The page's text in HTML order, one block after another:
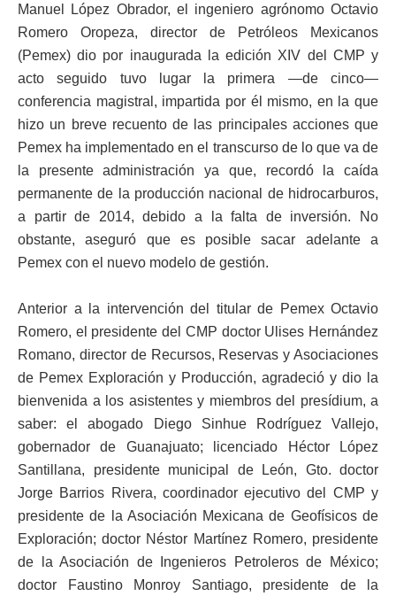
Manuel López Obrador, el ingeniero agrónomo Octavio
Romero Oropeza, director de Petróleos Mexicanos
(Pemex) dio por inaugurada la edición XIV del CMP y
acto seguido tuvo lugar la primera —de cinco—
conferencia magistral, impartida por él mismo, en la que
hizo un breve recuento de las principales acciones que
Pemex ha implementado en el transcurso de lo que va de
la presente administración ya que, recordó la caída
permanente de la producción nacional de hidrocarburos,
a partir de 2014, debido a la falta de inversión. No
obstante, aseguró que es posible sacar adelante a
Pemex con el nuevo modelo de gestión.
Anterior a la intervención del titular de Pemex Octavio
Romero, el presidente del CMP doctor Ulises Hernández
Romano, director de Recursos, Reservas y Asociaciones
de Pemex Exploración y Producción, agradeció y dio la
bienvenida a los asistentes y miembros del presídium, a
saber: el abogado Diego Sinhue Rodríguez Vallejo,
gobernador de Guanajuato; licenciado Héctor López
Santillana, presidente municipal de León, Gto. doctor
Jorge Barrios Rivera, coordinador ejecutivo del CMP y
presidente de la Asociación Mexicana de Geofísicos de
Exploración; doctor Néstor Martínez Romero, presidente
de la Asociación de Ingenieros Petroleros de México;
doctor Faustino Monroy Santiago, presidente de la